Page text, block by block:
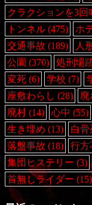
クラクションを3回
トンネル (475) ホ
交通事故 (189) 人
公園 (370) 処刑場
変死 (6) 学校 (7)
座敷わらし (28) 廃
廃村 (14) 心中 (55)
生き埋め (13) 白骨
落盤事故 (18) 行方
集団ヒステリー (3)
首無しライダー (15)